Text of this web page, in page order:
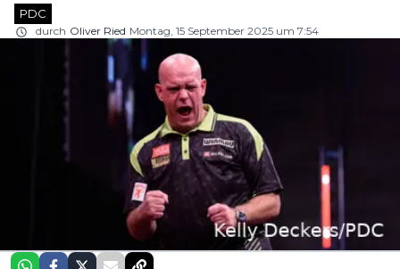
PDC
durch Oliver Ried Montag, 15 September 2025 um 7:54